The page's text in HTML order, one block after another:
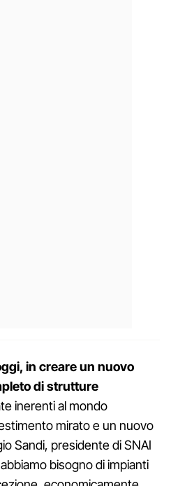
in creare un nuovo
di strutture
inerenti al mondo
mirato e un nuovo
Sandi, presidente di SNAI
bisogno di impianti